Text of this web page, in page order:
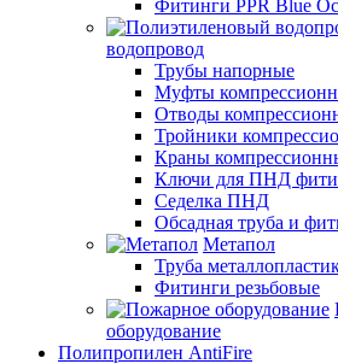
Фитинги PPR Blue
водопровод
Трубы напорные
Муфты
Отводы
Тройники
Краны
Ключи для ПНД
Седелка ПНД
Обсадная труба и
Метапол
Труба
Фитинги резьбовые
оборудование
Полипропилен AntiFire